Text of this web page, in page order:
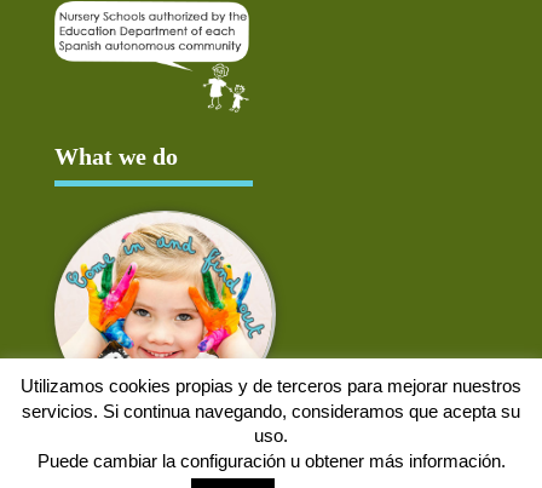
What we do
Utilizamos cookies propias y de terceros para mejorar nuestros
servicios. Si continua navegando, consideramos que acepta su
uso.
Puede cambiar la configuración u obtener más información.
Aviso Legal Política de cookies Protección de datos Solicitud de baja